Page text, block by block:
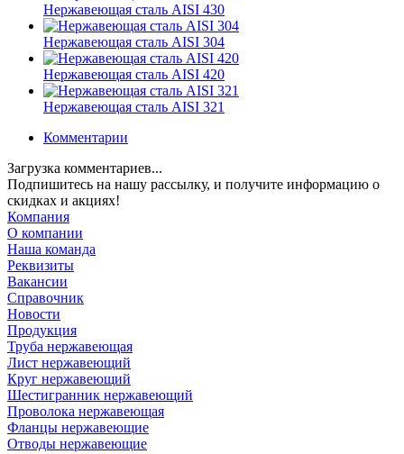
Нержавеющая сталь AISI 430
Нержавеющая сталь AISI 304
Нержавеющая сталь AISI 420
Нержавеющая сталь AISI 321
Комментарии
Загрузка комментариев...
Подпишитесь на нашу рассылку, и получите информацию о
скидках и акциях!
Компания
О компании
Наша команда
Реквизиты
Вакансии
Справочник
Новости
Продукция
Труба нержавеющая
Лист нержавеющий
Круг нержавеющий
Шестигранник нержавеющий
Проволока нержавеющая
Фланцы нержавеющие
Отводы нержавеющие